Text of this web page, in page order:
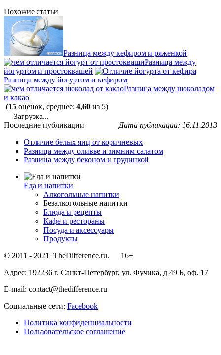
Похожие статьи
Разница между кефиром и ряженкой
Разница между
йогуртом и простоквашей
Разница между йогуртом и кефиром
Разница между шоколадом
и какао
(15 оценок, среднее: 4,60 из 5)
Загрузка...
Дата публикации: 16.11.2013
Последние публикации
Отличие белых яиц от коричневых
Разница между оливье и зимним салатом
Разница между беконом и грудинкой
Еда и напитки
Алкогольные напитки
Безалкогольные напитки
Блюда и рецепты
Кафе и рестораны
Посуда и аксессуары
Продукты
© 2011 - 2021 TheDifference.ru. 16+
Адрес: 192236 г. Санкт-Петербург, ул. Фучика, д 49 Б, оф. 17
E-mail: contact@thedifference.ru
Социальные сети: Facebook
Политика конфиденциальности
Пользовательское соглашение